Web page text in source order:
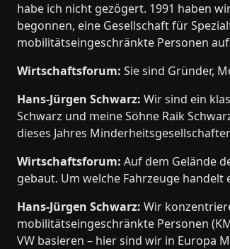
habe ich nicht gezögert. 1991 haben
begonnen, eine Gesellschaft für
mobilitätseingeschränkte Personen
Wirtschaftsforum: Sie sind Gründer,
Hans-Jürgen Schwarz: Wir sind ein
Schwarz und meine Söhne Raik
dieses Jahres
Wirtschaftsforum: Auf dem Gelände
gebaut. Um welche Fahrzeuge handelt
Hans-Jürgen Schwarz: Wir
mobilitätseingeschränkte Personen
VW basieren – hier sind wir in Europa